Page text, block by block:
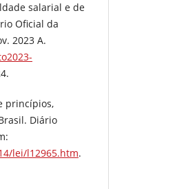
salarial e de
Oficial da
2023 A.
princípios,
Diário
lei/l12965.htm.